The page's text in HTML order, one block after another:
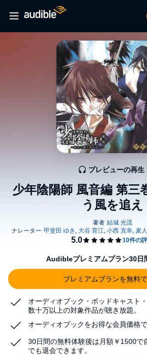
少年陰陽師 風音編 第三
う風を追え
プレビューの再生
Audibleプレミアムプラン30日
プレミアムプランを無料
オーディオブック・ポッドキャスト
数十万以上の対象作品が聴き放題。
オーディオブックをお得な会員価格
30日間の無料体験後は月額￥1500で
でも退会できます。